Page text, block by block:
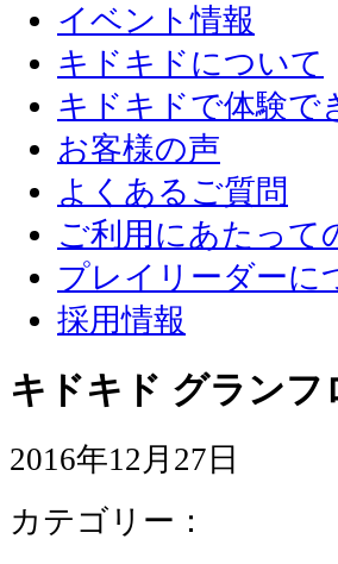
イベント情報
キドキドについて
キドキドで体験で
お客様の声
よくあるご質問
ご利用にあたって
プレイリーダーに
採用情報
キドキド グラン
2016年12月27日
カテゴリー：